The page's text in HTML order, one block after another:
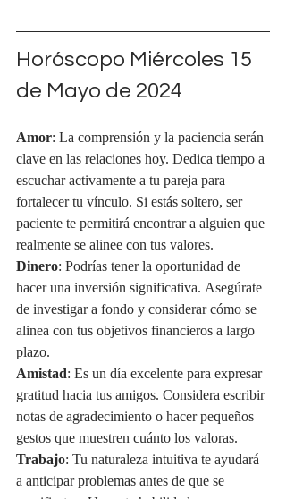
Horóscopo Miércoles 15
de Mayo de 2024
Amor: La comprensión y la paciencia serán
clave en las relaciones hoy. Dedica tiempo a
escuchar activamente a tu pareja para
fortalecer tu vínculo. Si estás soltero, ser
paciente te permitirá encontrar a alguien que
realmente se alinee con tus valores.
Dinero: Podrías tener la oportunidad de
hacer una inversión significativa. Asegúrate
de investigar a fondo y considerar cómo se
alinea con tus objetivos financieros a largo
plazo.
Amistad: Es un día excelente para expresar
gratitud hacia tus amigos. Considera escribir
notas de agradecimiento o hacer pequeños
gestos que muestren cuánto los valoras.
Trabajo: Tu naturaleza intuitiva te ayudará
a anticipar problemas antes de que se